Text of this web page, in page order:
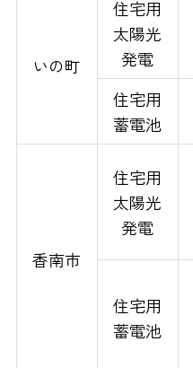
いの町
住宅用
太陽光
発電
住宅用
蓄電池
香南市
住宅用
太陽光
発電
住宅用
蓄電池